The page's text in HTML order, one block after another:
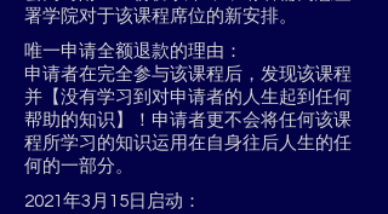
署学院对于该课程席位的新安排。
唯一申请全额退款的理由：
申请者在完全参与该课程后，发现该课程
并【没有学习到对申请者的人生起到任何
帮助的知识】！申请者更不会将任何该课
程所学习的知识运用在自身往后人生的任
何的一部分。
2021年3月15日启动：